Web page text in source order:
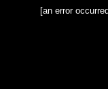
[an error